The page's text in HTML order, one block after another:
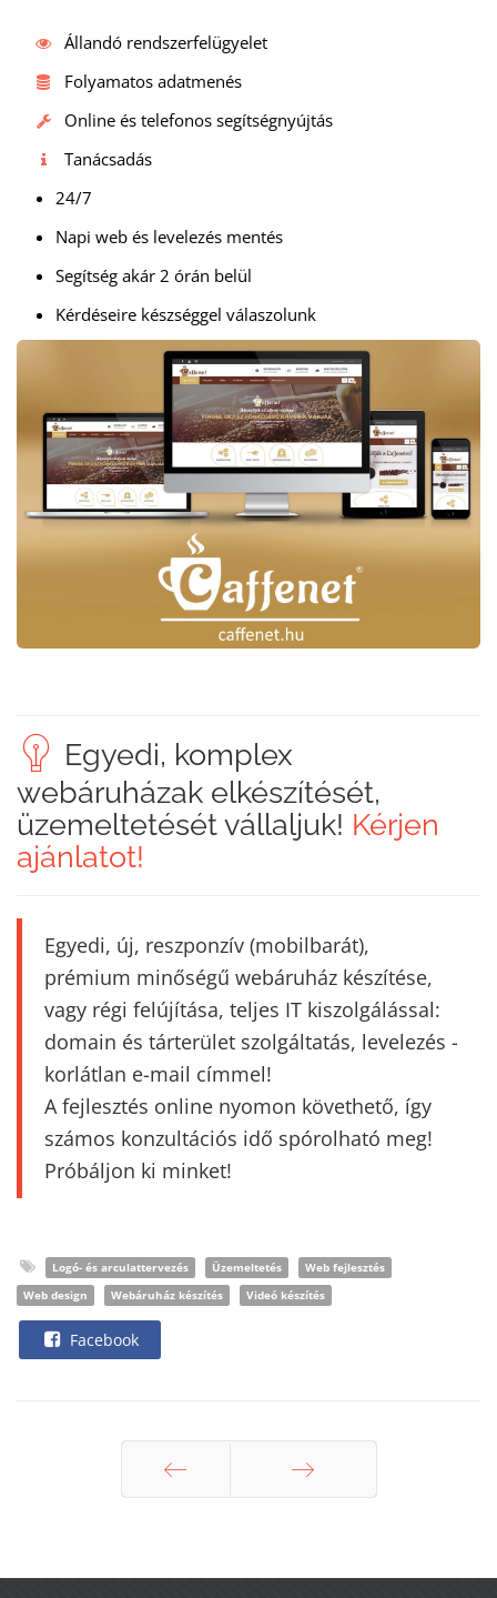
Állandó rendszerfelügyelet
Folyamatos adatmenés
Online és telefonos segítségnyújtás
Tanácsadás
24/7
Napi web és levelezés mentés
Segítség akár 2 órán belül
Kérdéseire készséggel válaszolunk
Egyedi, komplex
webáruházak elkészítését,
üzemeltetését vállaljuk! Kérjen
ajánlatot!
Egyedi, új, reszponzív (mobilbarát),
prémium minőségű webáruház készítése,
vagy régi felújítása, teljes IT kiszolgálással:
domain és tárterület szolgáltatás, levelezés -
korlátlan e-mail címmel!
A fejlesztés online nyomon követhető, így
számos konzultációs idő spórolható meg!
Próbáljon ki minket!
Logó- és arculattervezés Üzemeltetés
Web fejlesztés
Web design
Webáruház készítés Videó készítés
Facebook